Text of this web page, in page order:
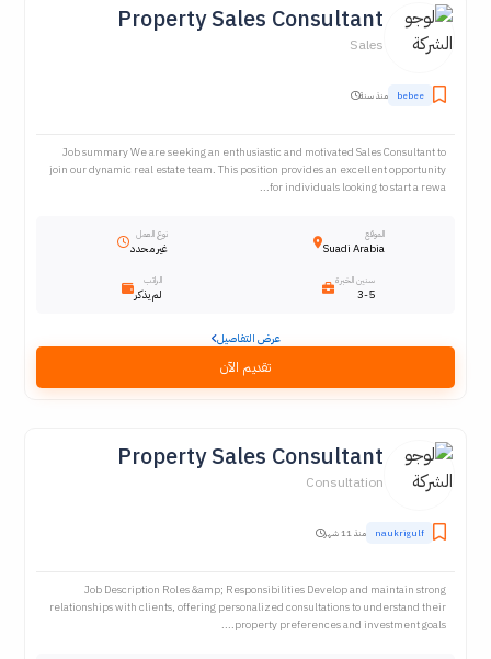
Property Sales Consultant
Sales
bebee منذ سنة
Job summary We are seeking an enthusiastic and motivated Sales Consultant to
join our dynamic real estate team. This position provides an excellent opportunity
for individuals looking to start a rewa...
الموقع
Suadi Arabia
نوع العمل
غير محدد
سنين الخبرة
3-5
الراتب
لم يذكر
عرض التفاصيل
تقديم الآن
Property Sales Consultant
Consultation
naukrigulf منذ 11 شهر
Job Description Roles &amp; Responsibilities Develop and maintain strong
relationships with clients, offering personalized consultations to understand their
property preferences and investment goals....